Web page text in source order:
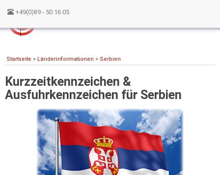
+49(0)89 - 50 16 05
Startseite > Länderinformationen > Serbien
Kurzzeitkennzeichen &
Ausfuhrkennzeichen für Serbien